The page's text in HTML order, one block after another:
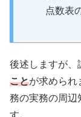
点数表
後述しますが、
ことが求められ
務の実務の周辺
す。